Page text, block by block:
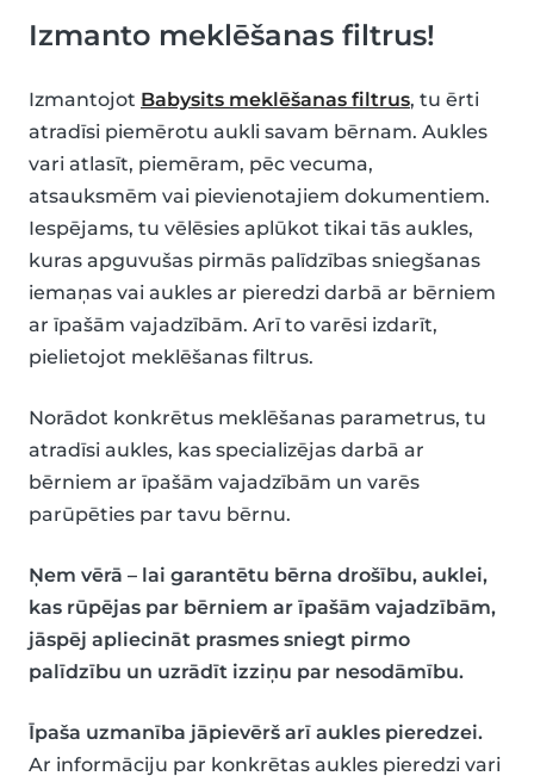
Izmanto meklēšanas filtrus!
Izmantojot Babysits meklēšanas filtrus, tu ērti
atradīsi piemērotu aukli savam bērnam. Aukles
vari atlasīt, piemēram, pēc vecuma,
atsauksmēm vai pievienotajiem dokumentiem.
Iespējams, tu vēlēsies aplūkot tikai tās aukles,
kuras apguvušas pirmās palīdzības sniegšanas
iemaņas vai aukles ar pieredzi darbā ar bērniem
ar īpašām vajadzībām. Arī to varēsi izdarīt,
pielietojot meklēšanas filtrus.
Norādot konkrētus meklēšanas parametrus, tu
atradīsi aukles, kas specializējas darbā ar
bērniem ar īpašām vajadzībām un varēs
parūpēties par tavu bērnu.
Ņem vērā – lai garantētu bērna drošību, auklei,
kas rūpējas par bērniem ar īpašām vajadzībām,
jāspēj apliecināt prasmes sniegt pirmo
palīdzību un uzrādīt izziņu par nesodāmību.
Īpaša uzmanība jāpievērš arī aukles pieredzei.
Ar informāciju par konkrētas aukles pieredzi vari